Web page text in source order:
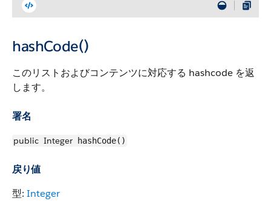
hashCode()
このリストおよびコンテンツに対応する hashcode を返
します。
署名
public Integer hashCode()
戻り値
型: Integer